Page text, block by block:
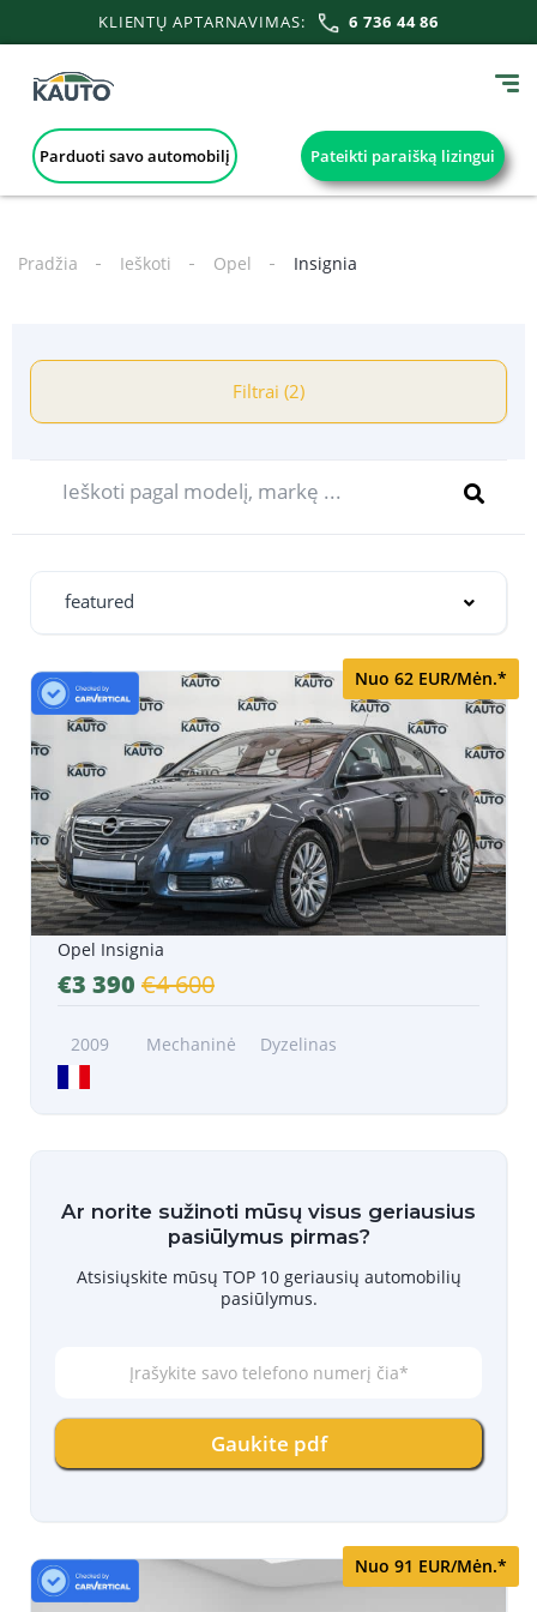
KLIENTŲ APTARNAVIMAS: 6 736 44 86
Parduoti savo automobilį Pateikti paraišką lizingui
Pradžia Ieškoti Opel Insignia
Filtrai (2)
featured
Nuo 62 EUR/Mėn.*
Opel Insignia
€3 390 €4 600
2009 Mechaninė Dyzelinas
Ar norite sužinoti mūsų visus geriausius
pasiūlymus pirmas?
Atsisiųskite mūsų TOP 10 geriausių automobilių
pasiūlymus.
š
k
s
a
Gaukite pdf
Nuo 91 EUR/Mėn.*